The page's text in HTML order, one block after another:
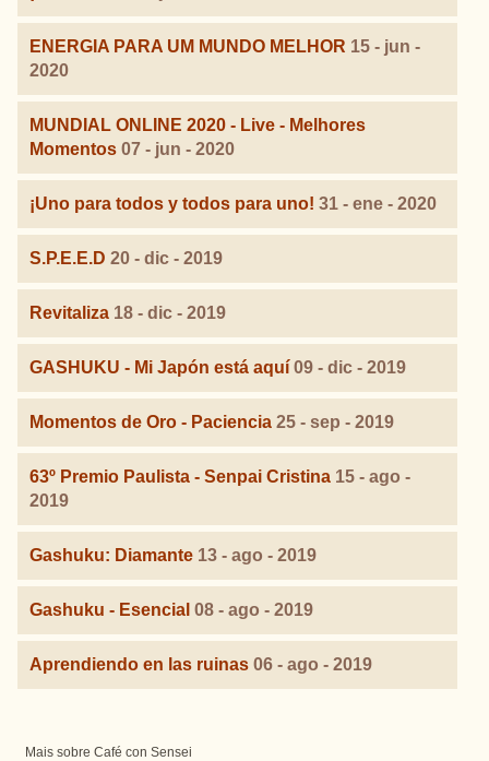
ENERGIA PARA UM MUNDO MELHOR 15 - jun -
2020
MUNDIAL ONLINE 2020 - Live - Melhores
Momentos 07 - jun - 2020
¡Uno para todos y todos para uno! 31 - ene - 2020
S.P.E.E.D 20 - dic - 2019
Revitaliza 18 - dic - 2019
GASHUKU - Mi Japón está aquí 09 - dic - 2019
Momentos de Oro - Paciencia 25 - sep - 2019
63º Premio Paulista - Senpai Cristina 15 - ago -
2019
Gashuku: Diamante 13 - ago - 2019
Gashuku - Esencial 08 - ago - 2019
Aprendiendo en las ruinas 06 - ago - 2019
Mais sobre Café con Sensei